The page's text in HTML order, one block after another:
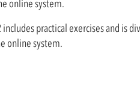
online system.
practical exercises and is
online system.